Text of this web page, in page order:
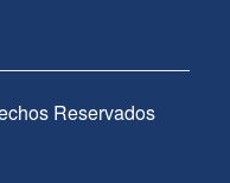
Reservados